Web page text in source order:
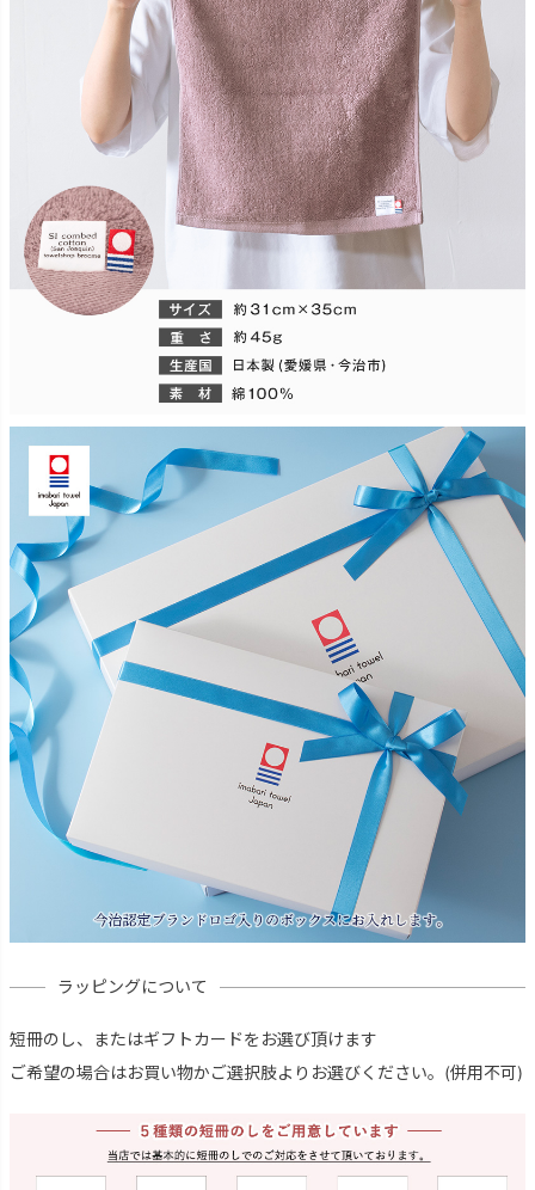
ラッピングについて
短冊のし、またはギフトカードをお選び頂けます
ご希望の場合はお買い物かご選択肢よりお選びください。(併用不可)